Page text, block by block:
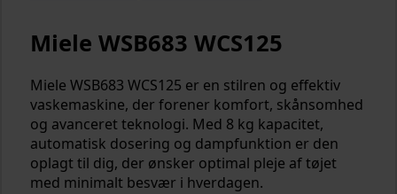
Miele WSB683 WCS125
Miele WSB683 WCS125 er en stilren og effektiv
vaskemaskine, der forener komfort, skånsomhed
og avanceret teknologi. Med 8 kg kapacitet,
automatisk dosering og dampfunktion er den
oplagt til dig, der ønsker optimal pleje af tøjet
med minimalt besvær i hverdagen.